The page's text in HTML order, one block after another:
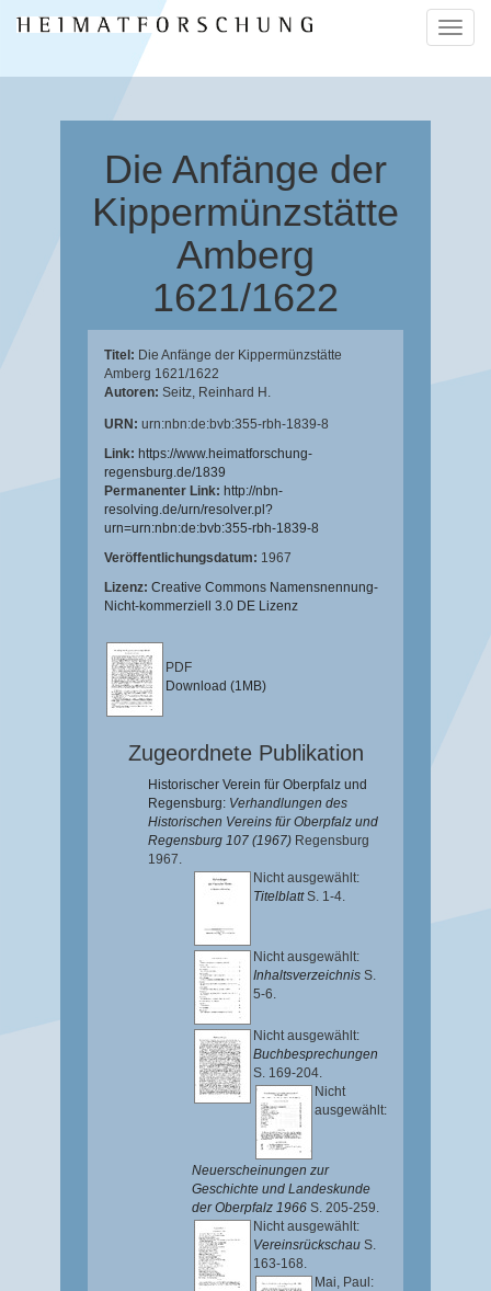
ein-/
Die Anfänge der
Kippermünzstätte
Amberg
1621/1622
Titel: Die Anfänge der Kippermünzstätte
Amberg 1621/1622
Autoren: Seitz, Reinhard H.
URN: urn:nbn:de:bvb:355-rbh-1839-8
Link: https://www.heimatforschung-
regensburg.de/1839
Permanenter Link: http://nbn-
resolving.de/urn/resolver.pl?
urn=urn:nbn:de:bvb:355-rbh-1839-8
Veröffentlichungsdatum: 1967
Lizenz: Creative Commons Namensnennung-
Nicht-kommerziell 3.0 DE Lizenz
PDF
Download (1MB)
Zugeordnete Publikation
Historischer Verein für Oberpfalz und
Regensburg: Verhandlungen des
Historischen Vereins für Oberpfalz und
Regensburg 107 (1967) Regensburg
1967.
Nicht ausgewählt:
TitelblattS. 1-4.
Nicht ausgewählt:
Inhaltsverzeichnis S.
5-6.
Nicht ausgewählt:
Buchbesprechungen
S. 169-204.
Nicht
ausgewählt:
Neuerscheinungen zur
Geschichte und Landeskunde
der Oberpfalz 1966 S. 205-259.
Nicht ausgewählt:
Vereinsrückschau S.
163-168.
Mai, Paul :